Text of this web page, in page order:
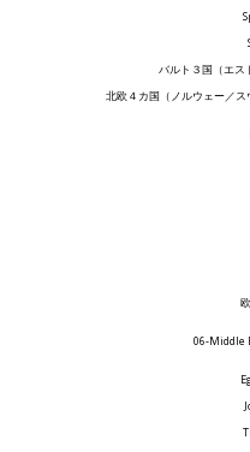
バルト３国（エス
北欧４カ国（ノルウェー／ス
06-Middle